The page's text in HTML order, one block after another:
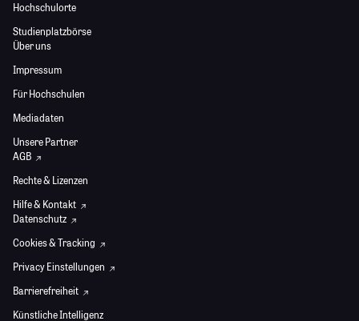
Hochschulorte
Studienplatzbörse
Über uns
Impressum
Für Hochschulen
Mediadaten
Unsere Partner
AGB
Rechte & Lizenzen
Hilfe & Kontakt
Datenschutz
Cookies & Tracking
Privacy Einstellungen
Barrierefreiheit
Künstliche Intelligenz